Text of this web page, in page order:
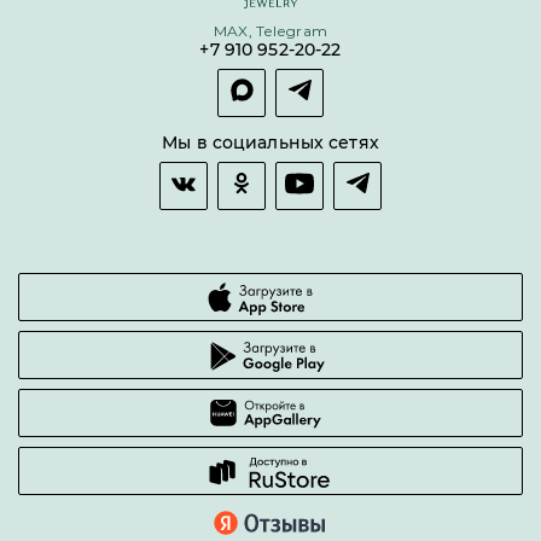
Условия кредитования и рассрочки
Гарантии качества
Часто задаваемые вопросы
MAX, Telegram
+7 910 952-20-22
Мы в социальных сетях